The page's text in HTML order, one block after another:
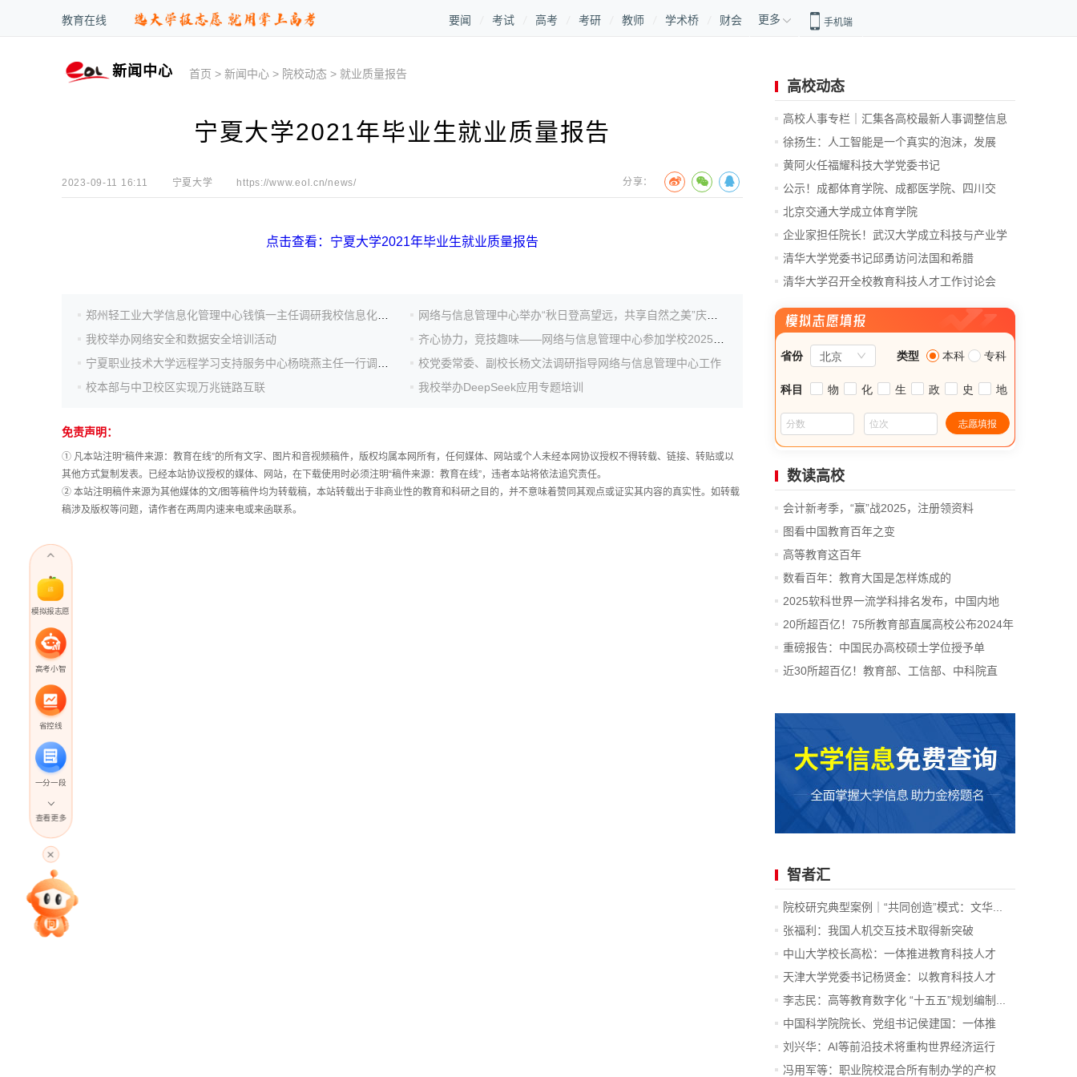
教育在线 要闻 考试 高考 考研 教师 学术桥 财会 更多 手机端
新闻中心 首页 >新闻中心 > 院校动态 >就业质量报告
宁夏大学2021年毕业生就业质量报告
2023-09-11 16:11 宁夏大学 https://www.eol.cn/news/ 分享：
点击查看：宁夏大学2021年毕业生就业质量报告
我校举办网络安全和数据安全培训活动
校党委常委、副校长杨文法调研指导网络与信息管理中心工作
校本部与中卫校区实现万兆链路互联
我校举办DeepSeek应用专题培训
免责声明：
① 凡本站注明“稿件来源：教育在线”的所有文字、图片和音视频稿件，版权均属本网所有，任何媒体、网站或个人未经本网协议授权不得转载、链接、转贴或以
其他方式复制发表。已经本站协议授权的媒体、网站，在下载使用时必须注明“稿件来源：教育在线”，违者本站将依法追究责任。
② 本站注明稿件来源为其他媒体的文/图等稿件均为转载稿，本站转载出于非商业性的教育和科研之目的，并不意味着赞同其观点或证实其内容的真实性。如转载
稿涉及版权等问题，请作者在两周内速来电或来函联系。
高校动态
高校人事专栏｜汇集各高校最新人事调整信息
徐扬生：人工智能是一个真实的泡沫，发展
前...
黄阿火任福耀科技大学党委书记
公示！成都体育学院、成都医学院、四川交
通...
北京交通大学成立体育学院
企业家担任院长！武汉大学成立科技与产业学
院
清华大学党委书记邱勇访问法国和希腊
清华大学召开全校教育科技人才工作讨论会
模拟报志愿
高考小智
省控线
一分一段
高考直播
专家指导课
查看更多
数读高校
会计新考季，“赢”战2025，注册领资料
图看中国教育百年之变
高等教育这百年
数看百年：教育大国是怎样炼成的
2025软科世界一流学科排名发布，中国内地
14...
20所超百亿！75所教育部直属高校公布2024年
决算
重磅报告：中国民办高校硕士学位授予单
位、...
近30所超百亿！教育部、工信部、中科院直
智者汇
院校研究典型案例｜“共同创造”模式：文华...
张福利：我国人机交互技术取得新突破
中山大学校长高松：一体推进教育科技人才
发...
天津大学党委书记杨贤金：以教育科技人才
一...
李志民：高等教育数字化 “十五五”规划编制...
中国科学院院长、党组书记侯建国：一体推
进...
刘兴华：AI等前沿技术将重构世界经济运行
底...
冯用军等：职业院校混合所有制办学的产权